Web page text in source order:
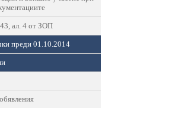
ал. 4 от ЗОП
преди 01.10.2014